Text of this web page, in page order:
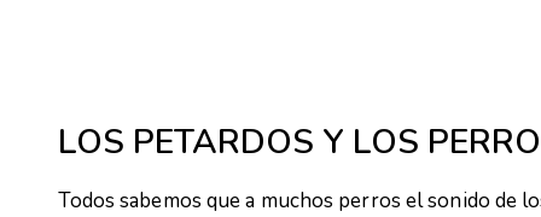
LOS PETARDOS Y LOS
Todos sabemos que a muchos perros el sonido de